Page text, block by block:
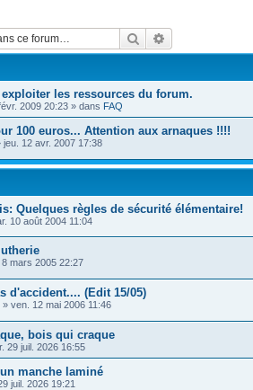
Rechercher
les ressources du forum.
2009 20:23 » dans FAQ
100 euros... Attention aux arnaques !!!!
jeu. 12 avr. 2007 17:38
Quelques règles de sécurité élémentaire!
10 août 2004 11:04
8 mars 2005 22:27
d'accident.... (Edit 15/05)
» ven. 12 mai 2006 11:46
bois qui craque
29 juil. 2026 16:55
manche laminé
juil. 2026 19:21